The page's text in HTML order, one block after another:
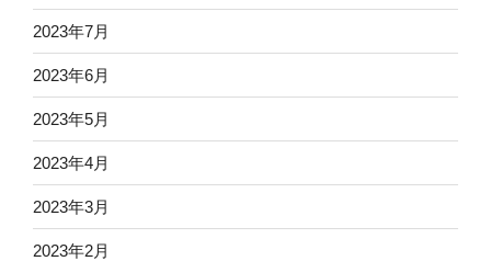
2023年7月
2023年6月
2023年5月
2023年4月
2023年3月
2023年2月